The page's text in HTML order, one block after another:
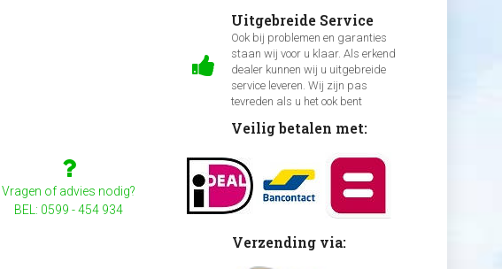
Vragen of advies nodig?
BEL: 0599 - 454 934
Uitgebreide Service
Ook bij problemen en garanties
staan wij voor u klaar. Als erkend
dealer kunnen wij u uitgebreide
service leveren. Wij zijn pas
tevreden als u het ook bent
Veilig betalen met:
Verzending via: